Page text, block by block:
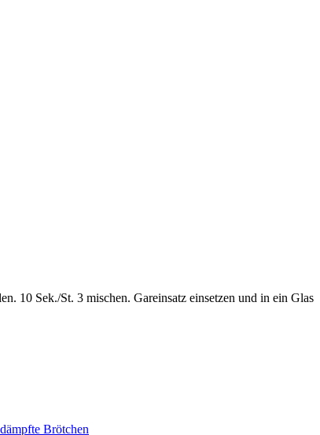
10 Sek./St. 3 mischen. Gareinsatz einsetzen und in ein Glas
Brötchen